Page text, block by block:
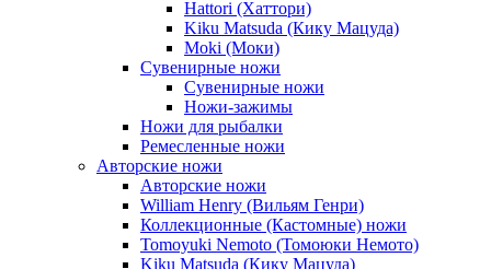
Hattori (Хаттори)
Kiku Matsuda (Кику Мацуда)
Moki (Моки)
Сувенирные ножи
Сувенирные ножи
Ножи-зажимы
Ножи для рыбалки
Ремесленные ножи
Авторские ножи
Авторские ножи
William Henry (Вильям Генри)
Коллекционные (Кастомные) ножи
Tomoyuki Nemoto (Томоюки Немото)
Kiku Matsuda (Кику Мацуда)